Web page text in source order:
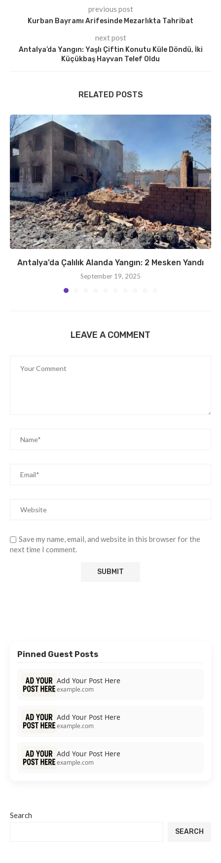
previous post
Kurban Bayramı Arifesinde Mezarlıkta Tahribat
next post
Antalya’da Yangın: Yaşlı Çiftin Konutu Küle Döndü, İki
Küçükbaş Hayvan Telef Oldu
RELATED POSTS
Antalya’da Çalılık Alanda Yangın: 2 Mesken Yandı
September 19, 2025
LEAVE A COMMENT
Save my name, email, and website in this browser for the
next time I comment.
Pinned Guest Posts
Add Your Post Here
example.com
Add Your Post Here
example.com
Add Your Post Here
example.com
Search
SEARCH